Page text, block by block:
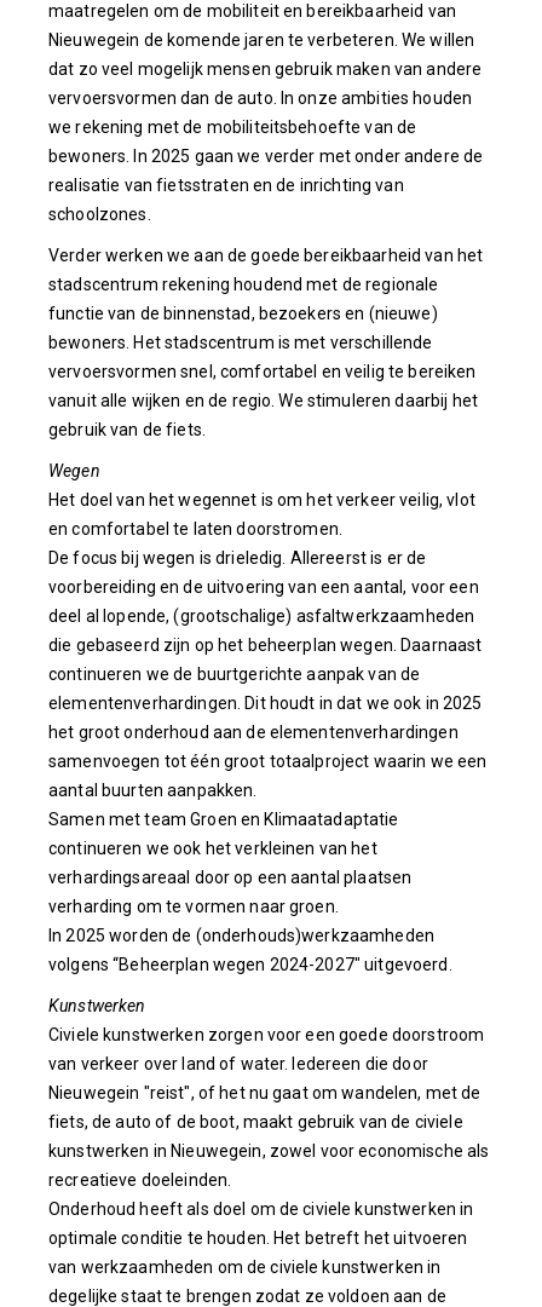
maatregelen om de mobiliteit en bereikbaarheid van
Nieuwegein de komende jaren te verbeteren. We willen
dat zo veel mogelijk mensen gebruik maken van andere
vervoersvormen dan de auto. In onze ambities houden
we rekening met de mobiliteitsbehoefte van de
bewoners. In 2025 gaan we verder met onder andere de
realisatie van fietsstraten en de inrichting van
schoolzones.
Verder werken we aan de goede bereikbaarheid van het
stadscentrum rekening houdend met de regionale
functie van de binnenstad, bezoekers en (nieuwe)
bewoners. Het stadscentrum is met verschillende
vervoersvormen snel, comfortabel en veilig te bereiken
vanuit alle wijken en de regio. We stimuleren daarbij het
gebruik van de fiets.
Wegen
Het doel van het wegennet is om het verkeer veilig, vlot
en comfortabel te laten doorstromen.
De focus bij wegen is drieledig. Allereerst is er de
voorbereiding en de uitvoering van een aantal, voor een
deel al lopende, (grootschalige) asfaltwerkzaamheden
die gebaseerd zijn op het beheerplan wegen. Daarnaast
continueren we de buurtgerichte aanpak van de
elementenverhardingen. Dit houdt in dat we ook in 2025
het groot onderhoud aan de elementenverhardingen
samenvoegen tot één groot totaalproject waarin we een
aantal buurten aanpakken.
Samen met team Groen en Klimaatadaptatie
continueren we ook het verkleinen van het
verhardingsareaal door op een aantal plaatsen
verharding om te vormen naar groen.
In 2025 worden de (onderhouds)werkzaamheden
volgens “Beheerplan wegen 2024-2027" uitgevoerd.
Kunstwerken
Civiele kunstwerken zorgen voor een goede doorstroom
van verkeer over land of water. Iedereen die door
Nieuwegein "reist", of het nu gaat om wandelen, met de
fiets, de auto of de boot, maakt gebruik van de civiele
kunstwerken in Nieuwegein, zowel voor economische als
recreatieve doeleinden.
Onderhoud heeft als doel om de civiele kunstwerken in
optimale conditie te houden. Het betreft het uitvoeren
van werkzaamheden om de civiele kunstwerken in
degelijke staat te brengen zodat ze voldoen aan de